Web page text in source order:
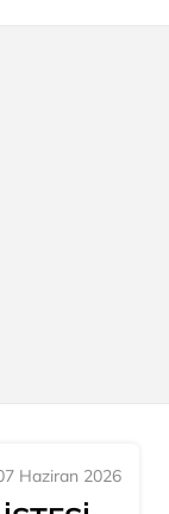
Haziran 2026